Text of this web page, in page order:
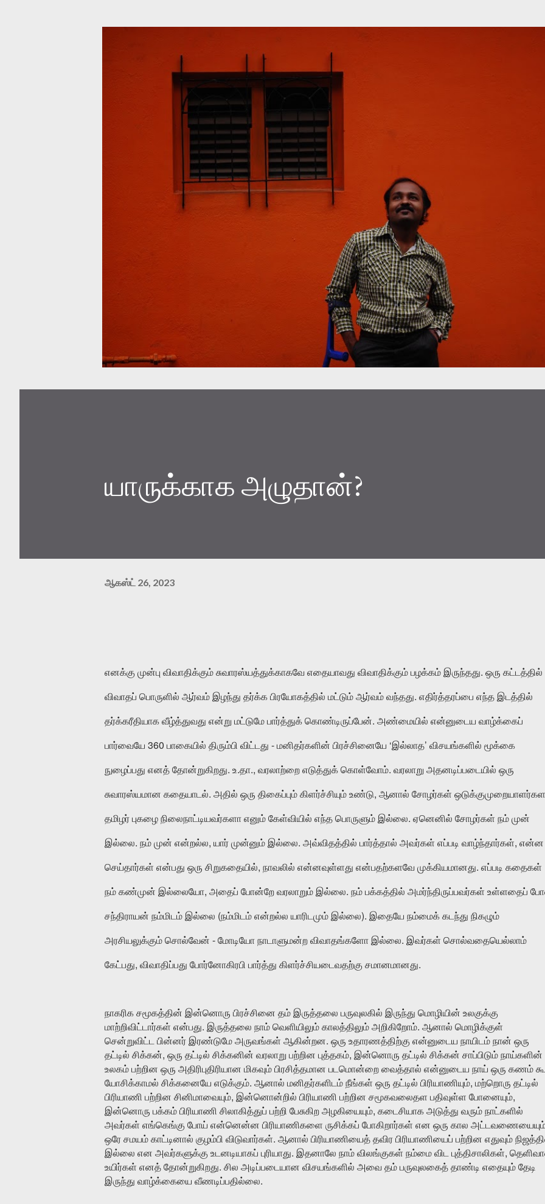
யாருக்காக அழுதான்?
ஆகஸ்ட் 26, 2023
எனக்கு முன்பு விவாதிக்கும் சுவாரஸ்யத்துக்காகவே எதையாவது விவாதிக்கும் பழக்கம் இருந்தது. ஒரு கட்டத்தில்
விவாதப் பொருளில் ஆர்வம் இழந்து தர்க்க பிரயோகத்தில் மட்டும் ஆர்வம் வந்தது. எதிர்த்தரப்பை எந்த இடத்தில்
தர்க்கரீதியாக வீழ்த்துவது என்று மட்டுமே பார்த்துக் கொண்டிருப்பேன். அண்மையில் என்னுடைய வாழ்க்கைப்
பார்வையே 360 பாகையில் திரும்பி விட்டது - மனிதர்களின் பிரச்சினையே ‘இல்லாத’ விசயங்களில் மூக்கை
நுழைப்பது எனத் தோன்றுகிறது. உ.தா., வரலாற்றை எடுத்துக் கொள்வோம். வரலாறு அதனடிப்படையில் ஒரு
சுவாரஸ்யமான கதையாடல். அதில் ஒரு திகைப்பும் கிளர்ச்சியும் உண்டு, ஆனால் சோழர்கள்
தமிழர் புகழை நிலைநாட்டியவர்களா எனும் கேள்வியில் எந்த பொருளும் இல்லை. ஏனெனில் சோழர்கள் நம் முன்
இல்லை. நம் முன் என்றல்ல, யார் முன்னும் இல்லை. அவ்விதத்தில் பார்த்தால் அவர்கள் எப்படி வாழ்ந்தார்கள், என்ன
செய்தார்கள் என்பது ஒரு சிறுகதையில், நாவலில் என்னவுள்ளது என்பதற்களவே முக்கியமானது. எப்படி கதைகள்
நம் கண்முன் இல்லையோ, அதைப் போன்றே வரலாறும் இல்லை. நம் பக்கத்தில் அமர்ந்திருப்பவர்கள் உள்ளதைப்
சந்திராயன் நம்மிடம் இல்லை (நம்மிடம் என்றல்ல யாரிடமும் இல்லை). இதையே நம்மைக் கடந்து நிகழும்
அரசியலுக்கும் சொல்வேன் - மோடியோ நாடாளுமன்ற விவாதங்களோ இல்லை. இவர்கள் சொல்வதையெல்லாம்
கேட்பது, விவாதிப்பது போர்னோகிரபி பார்த்து கிளர்ச்சியடைவதற்கு சமானமானது.
நாகரிக சமூகத்தின் இன்னொரு பிரச்சினை தம் இருத்தலை பருவுலகில் இருந்து மொழியின் உலகுக்கு
மாற்றிவிட்டார்கள் என்பது. இருத்தலை நாம் வெளியிலும் காலத்திலும் அறிகிறோம். ஆனால் மொழிக்குள்
சென்றுவிட்ட
பின்னர் இரண்டுமே அருவங்கள் ஆகின்றன. ஒரு உதாரணத்திற்கு என்னுடைய நாயிடம் நான் ஒரு
தட்டில் சிக்கன், ஒரு தட்டில் சிக்கனின் வரலாறு பற்றின புத்தகம், இன்னொரு தட்டில் சிக்கன் சாப்பிடும் நாய்களின்
உலகம் பற்றின ஒரு அதிரிபுதிரியான மிகவும் பிரசித்தமான படமொன்றை வைத்தால் என்னுடைய நாய் ஒரு கணம்
யோசிக்காமல் சிக்கனையே எடுக்கும். ஆனால் மனிதர்களிடம் நீங்கள் ஒரு தட்டில் பிரியாணியும், மற்றொரு தட்டில்
பிரியாணி பற்றின சினிமாவையும், இன்னொன்றில் பிரியாணி பற்றின சமூகவலைதள பதிவுள்ள போனையும்,
இன்னொரு பக்கம் பிரியாணி சிலாகித்துப் பற்றி பேசுகிற அழகியையும், கடைசியாக அடுத்து வரும் நாட்களில்
அவர்கள் எங்கெங்கு போய் என்னென்ன பிரியாணிகளை ருசிக்கப் போகிறார்கள் என ஒரு கால
ஒரே சமயம் காட்டினால் குழம்பி விடுவார்கள். ஆனால் பிரியாணியைத் தவிர பிரியாணியைப் பற்றின எதுவும்
இல்லை என அவர்களுக்கு உடனடியாகப் புரியாது. இதனாலே நாம் விலங்குகள் நம்மை விட புத்திசாலிகள்,
உயிர்கள் எனத் தோன்றுகிறது. சில அடிப்படையான விசயங்களில் அவை தம் பருவுலகைத் தாண்டி எதையும் தேடி
இருந்து வாழ்க்கையை வீணடிப்பதில்லை.